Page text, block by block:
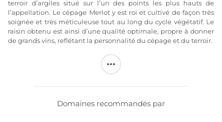
terroir d’argiles situé sur l’un des points les plus hauts de
l’appellation. Le cépage Merlot y est roi et cultivé de façon très
soignée et très méticuleuse tout au long du cycle végétatif. Le
raisin obtenu est ainsi d’une qualité optimale, propre à donner
de grands vins, reflétant la personnalité du cépage et du terroir.
ont gagné une réputation des plus
méritées grâce à leur qualité et leur régularité, et font figurer le
Domaines recommandés par